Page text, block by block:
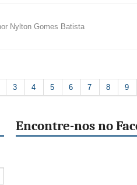
Nylton Gomes Batista
3 4 5 6 7 8 9
Encontre-nos no